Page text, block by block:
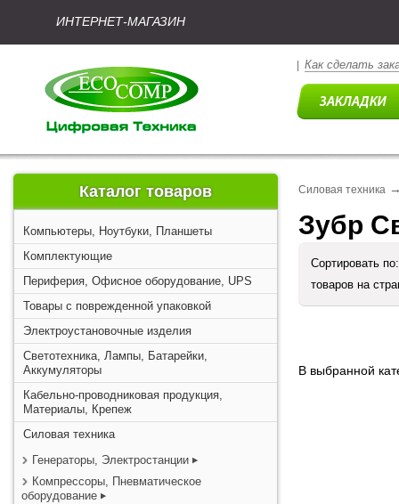
ИНТЕРНЕТ-МАГАЗИН
Как сделать
Каталог товаров
Компьютеры, Ноутбуки, Планшеты
Комплектующие
Периферия, Офисное оборудование, UPS
Товары с поврежденной упаковкой
Электроустановочные изделия
Светотехника, Лампы, Батарейки,
Аккумуляторы
Кабельно-проводниковая продукция,
Материалы, Крепеж
Силовая техника
Генераторы, Электростанции
Компрессоры, Пневматическое
оборудование
Силовая техника
Зубр
Сортировать
товаров на
В выбранной